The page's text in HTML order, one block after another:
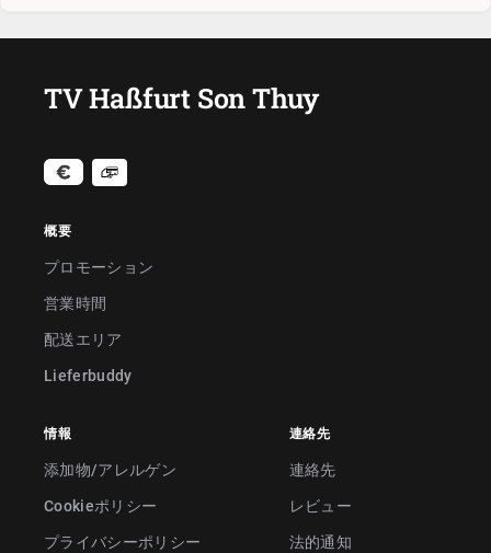
TV Haßfurt Son Thuy
概要
プロモーション
営業時間
配送エリア
Lieferbuddy
情報
添加物/アレルゲン
Cookieポリシー
プライバシーポリシー
連絡先
連絡先
レビュー
法的通知